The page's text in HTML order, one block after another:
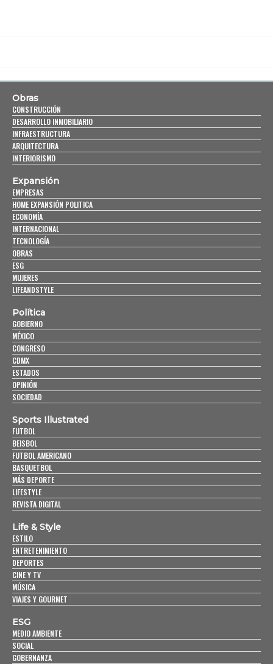
Obras
CONSTRUCCIÓN
DESARROLLO INMOBILIARIO
INFRAESTRUCTURA
ARQUITECTURA
INTERIORISMO
Expansión
EMPRESAS
HOME EXPANSIÓN POLITICA
ECONOMÍA
INTERNACIONAL
TECNOLOGÍA
OBRAS
ESG
MUJERES
LIFEANDSTYLE
Política
GOBIERNO
MÉXICO
CONGRESO
CDMX
ESTADOS
OPINIÓN
SOCIEDAD
Sports Illustrated
FUTBOL
BEISBOL
FUTBOL AMERICANO
BASQUETBOL
MÁS DEPORTE
LIFESTYLE
REVISTA DIGITAL
Life & Style
ESTILO
ENTRETENIMIENTO
DEPORTES
CINE Y TV
MÚSICA
VIAJES Y GOURMET
ESG
MEDIO AMBIENTE
SOCIAL
GOBERNANZA